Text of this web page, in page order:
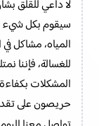
لا داعي للقلق
سيقوم بكل شيء
المياه، مشاكل
للغسالة، فإننا
المشكلات
حريصون على